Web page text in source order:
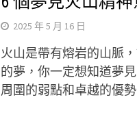
2025 年 5 月 16 日
火山是帶有熔岩的山脈
的夢，你一定想知道夢
周圍的弱點和卓越的優